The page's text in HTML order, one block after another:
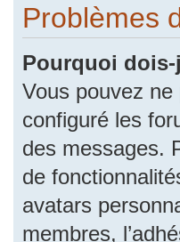
Problèmes
Pourquoi dois-
Vous pouvez
configuré les
des messages.
de
avatars
membres,